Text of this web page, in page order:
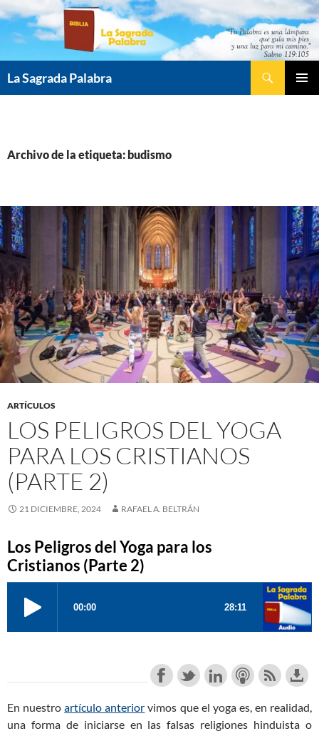
Saltar
contenido
La Sagrada Palabra
Archivo de la etiqueta: budismo
ARTÍCULOS
LOS PELIGROS DEL YOGA
PARA LOS CRISTIANOS
(PARTE 2)
21 DICIEMBRE, 2024 RAFAEL A. BELTRÁN
Los Peligros del Yoga para los
Cristianos (Parte 2)
En nuestroartículo anterior vimos que el yoga es, en realidad,
una forma de iniciarse en las falsas religiones hinduista o